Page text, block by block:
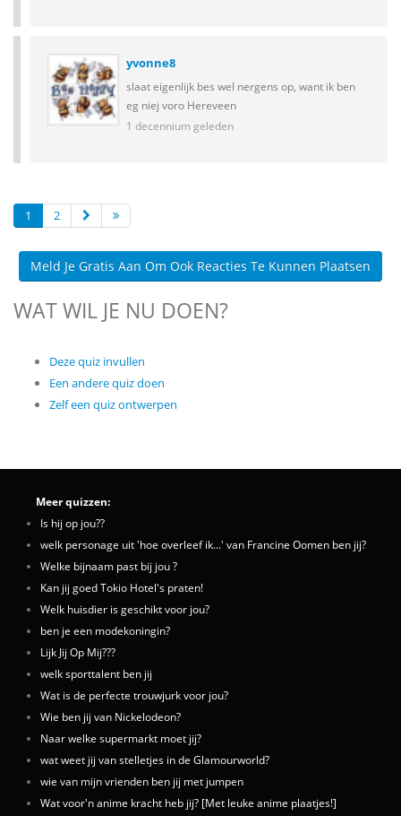
yvonne8
slaat eigenlijk bes wel nergens op, want ik ben
eg niej voro Hereveen
1 decennium geleden
1 2
Meld Je Gratis Aan Om Ook Reacties Te Kunnen Plaatsen
WAT WIL JE NU DOEN?
Deze quiz invullen
Een andere quiz doen
Zelf een quiz ontwerpen
Meer quizzen:
Is hij op jou??
welk personage uit 'hoe overleef ik...' van Francine Oomen ben jij?
Welke bijnaam past bij jou ?
Kan jij goed Tokio Hotel's praten!
Welk huisdier is geschikt voor jou?
ben je een modekoningin?
Lijk Jij Op Mij???
welk sporttalent ben jij
Wat is de perfecte trouwjurk voor jou?
Wie ben jij van Nickelodeon?
Naar welke supermarkt moet jij?
wat weet jij van stelletjes in de Glamourworld?
wie van mijn vrienden ben jij met jumpen
Wat voor'n anime kracht heb jij? [Met leuke anime plaatjes!]